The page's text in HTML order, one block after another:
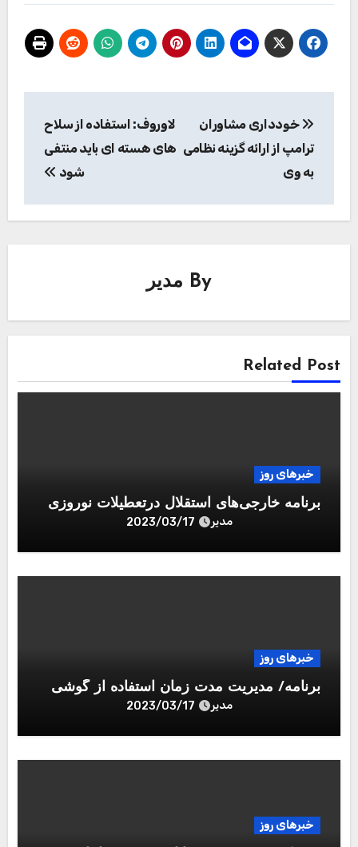
نوشته
خودداری مشاوران
ترامپ از ارائه گزینه نظامی
به وی
لاوروف: استفاده از سلاح
‌های هسته‌ ای باید منتفی
شود
By مدیر
Related Post
خبرهای روز
برنامه خارجی‌های استقلال درتعطیلات نوروزی
مدیر 2023/03/17
خبرهای روز
برنامه/ مدیریت مدت زمان استفاده از گوشی
مدیر 2023/03/17
خبرهای روز